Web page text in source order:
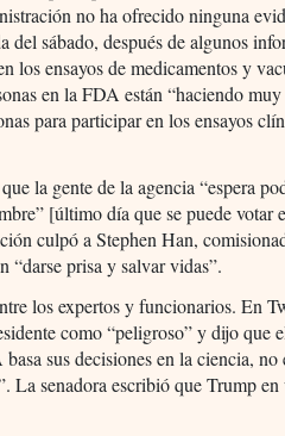
no ha ofrecido ninguna
del sábado, después de algunos
los ensayos de medicamentos y
en la FDA están “haciendo
para participar en los ensayos
la gente de la agencia “espera
[último día que se puede votar
culpó a Stephen Han,
“darse prisa y salvar vidas”.
los expertos y funcionarios. En
como “peligroso” y dijo que
sus decisiones en la ciencia, no
La senadora escribió que Trump en